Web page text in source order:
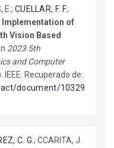
E.; CUELLAR, F. F.;
Implementation of
Vision Based
2023 5th
and Computer
IEEE. Recuperado de:
document/10329
C. G.; CCARITA, J.